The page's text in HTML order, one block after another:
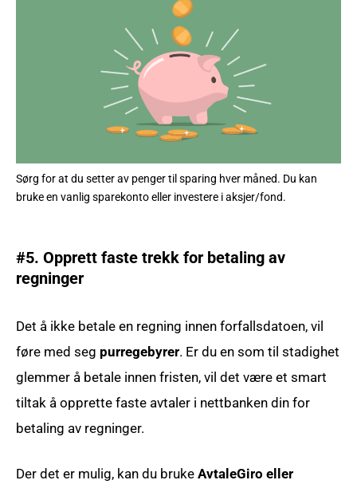
Sørg for at du setter av penger til sparing hver måned. Du kan
bruke en vanlig sparekonto eller investere i aksjer/fond.
#5. Opprett faste trekk for betaling av
regninger
Det å ikke betale en regning innen forfallsdatoen, vil
føre med seg purregebyrer. Er du en som til stadighet
glemmer å betale innen fristen, vil det være et smart
tiltak å opprette faste avtaler i nettbanken din for
betaling av regninger.
Der det er mulig, kan du brukeAvtaleGiro eller